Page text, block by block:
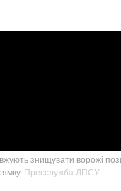
знищувати ворожі
Пресслужба ДПСУ